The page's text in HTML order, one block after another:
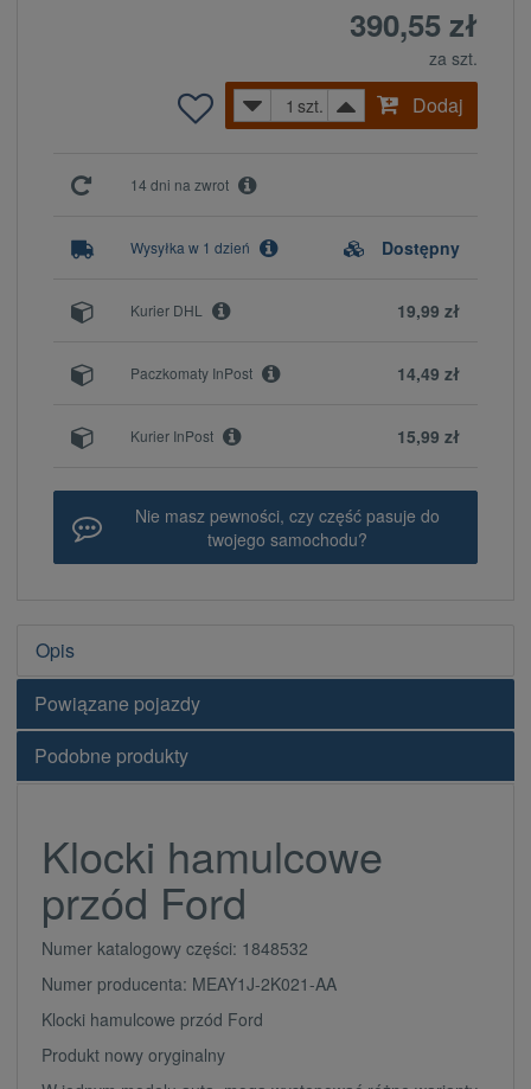
390,55 zł
za szt.
szt.
Dodaj
14 dni na zwrot
Dostępny
Wysyłka w 1 dzień
19,99 zł
Kurier DHL
14,49 zł
Paczkomaty InPost
15,99 zł
Kurier InPost
Nie masz pewności, czy część pasuje do
twojego samochodu?
Opis
Powiązane pojazdy
Podobne produkty
Klocki hamulcowe
przód Ford
Numer katalogowy części: 1848532
Numer producenta: MEAY1J-2K021-AA
Klocki hamulcowe przód Ford
Produkt nowy oryginalny